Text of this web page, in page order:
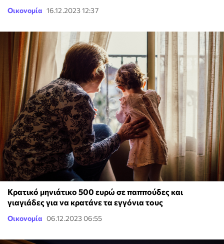
Οικονομία 16.12.2023 12:37
Κρατικό μηνιάτικο 500 ευρώ σε παππούδες και
γιαγιάδες για να κρατάνε τα εγγόνια τους
Οικονομία 06.12.2023 06:55